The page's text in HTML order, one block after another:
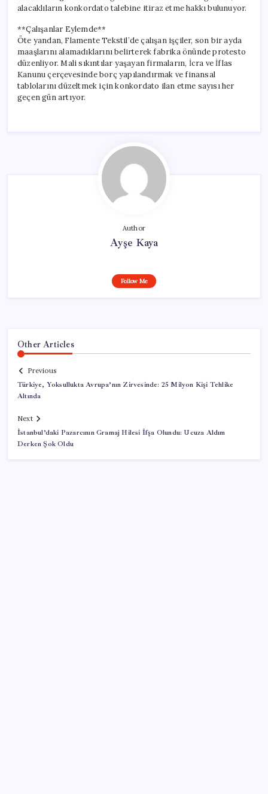
alacaklıların konkordato talebine itiraz etme hakkı bulunuyor.
**Çalışanlar Eylemde**
Öte yandan, Flamente Tekstil’de çalışan işçiler, son bir ayda
maaşlarını alamadıklarını belirterek fabrika önünde protesto
düzenliyor. Mali sıkıntılar yaşayan firmaların, İcra ve İflas
Kanunu çerçevesinde borç yapılandırmak ve finansal
tablolarını düzeltmek için konkordato ilan etme sayısı her
geçen gün artıyor.
Author
Ayşe Kaya
Follow Me
Other Articles
Previous
Türkiye, Yoksullukta Avrupa’nın Zirvesinde: 25 Milyon Kişi Tehlike
Altında
Next
İstanbul’daki Pazarcının Gramaj Hilesi İfşa Olundu: Ucuza Aldım
Derken Şok Oldu